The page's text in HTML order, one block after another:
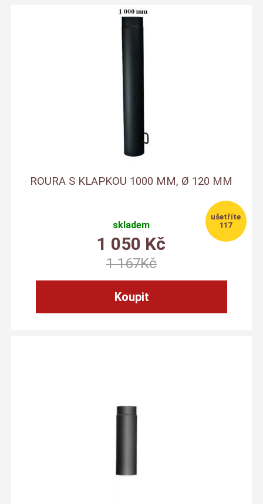
ROURA S KLAPKOU 1000 MM, Ø 120 MM
skladem
1 050 Kč
117
1 167Kč